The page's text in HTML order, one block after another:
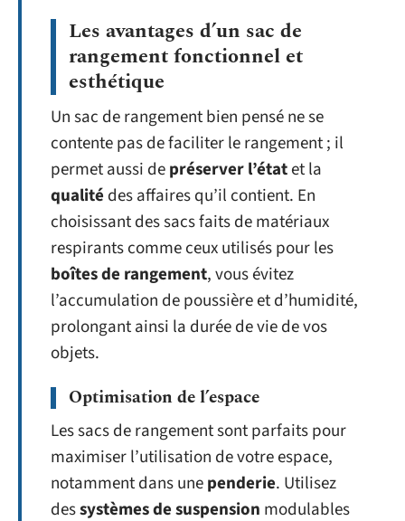
Les avantages d’un sac de
rangement fonctionnel et
esthétique
Un sac de rangement bien pensé ne se
contente pas de faciliter le rangement ; il
permet aussi depréserver l’étatet la
qualité des affaires qu’il contient. En
choisissant des sacs faits de matériaux
respirants comme ceux utilisés pour les
boîtes de rangement, vous évitez
l’accumulation de poussière et d’humidité,
prolongant ainsi la durée de vie de vos
objets.
Optimisation de l’espace
Les sacs de rangement sont parfaits pour
maximiser l’utilisation de votre espace,
notamment dans unependerie. Utilisez
dessystèmes de suspension modulables